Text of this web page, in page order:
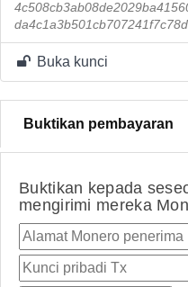
Buka kunci
Buktikan pembayaran
Buktikan kepada
mengirimi mereka